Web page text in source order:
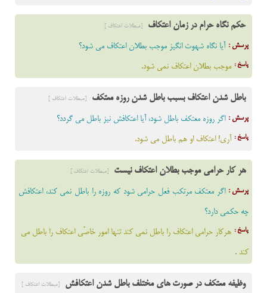
حکم نگاه حرام در زمان اعتکاف [مبطلات اعتکاف ]
پرسش : آیا نگاه شهوت انگیز موجب بطلان اعتکاف مى شود؟
پاسخ : موجب بطلان اعتکاف نمى شود.
باطل شدن اعتکاف بسبب باطل شدن روزه معتکف [مبطلات اعتکاف ]
پرسش : اگر روزه معتكف باطل شود، آيا اعتكافش نيز باطل مى گردد؟
پاسخ : آرى! اعتكاف او هم باطل مى شود.
هر کار حرامی موجب بطلان اعتکاف نیست [مبطلات اعتکاف ]
پرسش : اگر معتكف مرتكب فعل حرامى شود كه روزه را باطل نمى كند، اعتكافش
چه حكمى دارد؟
پاسخ : هركار حرامى اعتكاف را باطل نمى كند تنها امور خاصّى اعتكاف را باطل مى
كند .
وظیفه معتکف در صورت های مختلف باطل شدن اعتکافش [مبطلات اعتکاف ]